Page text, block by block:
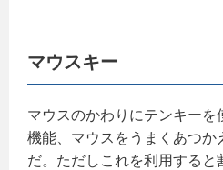
マウスキー
マウスのかわりにテンキーを
機能、マウスをうまくあつか
だ。ただしこれを利用すると